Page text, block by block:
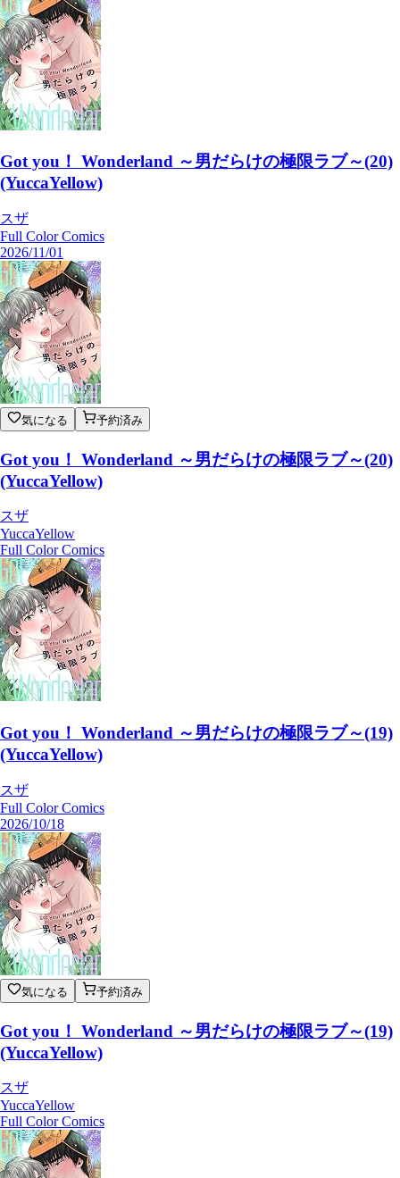
Got you！ Wonderland ～男だらけの極限ラブ～(20)
(YuccaYellow)
スザ
Full Color Comics
2026/11/01
気になる 予約済み
Got you！ Wonderland ～男だらけの極限ラブ～(20)
(YuccaYellow)
スザ
YuccaYellow
Full Color Comics
Got you！ Wonderland ～男だらけの極限ラブ～(19)
(YuccaYellow)
スザ
Full Color Comics
2026/10/18
気になる 予約済み
Got you！ Wonderland ～男だらけの極限ラブ～(19)
(YuccaYellow)
スザ
YuccaYellow
Full Color Comics